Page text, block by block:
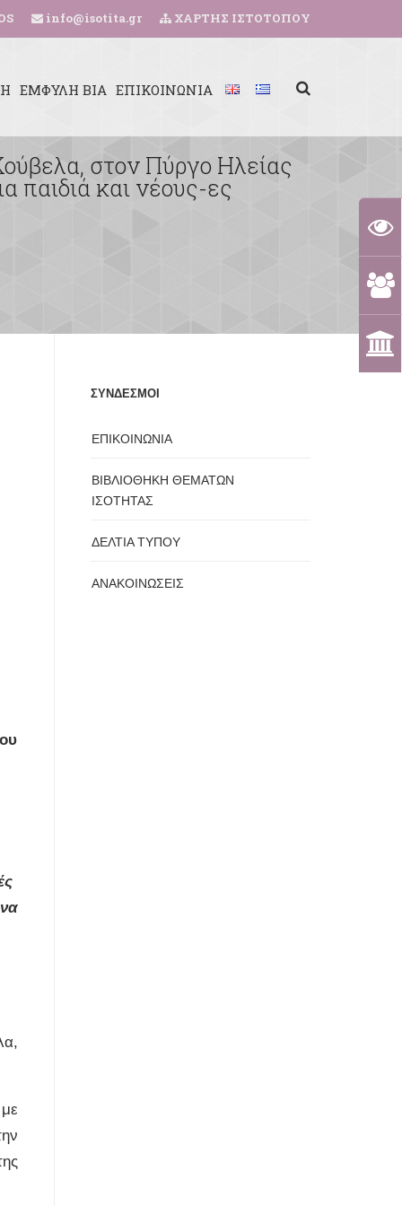
info@isotita.gr ΧΑΡΤΗΣ ΙΣΤΟΤΟΠΟΥ
ΕΜΦΥΛΗ ΒΙΑ ΕΠΙΚΟΙΝΩΝΙΑ
στον Πύργο Ηλείας
παιδιά και νέους-ες
ου
ΣΥΝΔΕΣΜΟΙ
ΕΠΙΚΟΙΝΩΝΙΑ
ΒΙΒΛΙΟΘΗΚΗ ΘΕΜΑΤΩΝ
ΙΣΟΤΗΤΑΣ
ΔΕΛΤΙΑ ΤΥΠΟΥ
ΑΝΑΚΟΙΝΩΣΕΙΣ